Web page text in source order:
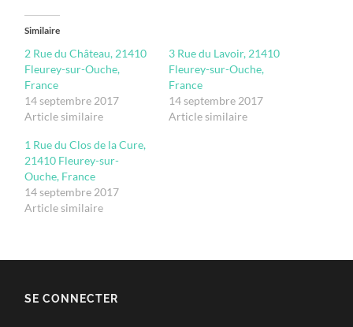
Similaire
2 Rue du Château, 21410
Fleurey-sur-Ouche,
France
14 septembre 2017
Article similaire
3 Rue du Lavoir, 21410
Fleurey-sur-Ouche,
France
14 septembre 2017
Article similaire
1 Rue du Clos de la Cure,
21410 Fleurey-sur-
Ouche, France
14 septembre 2017
Article similaire
SE CONNECTER